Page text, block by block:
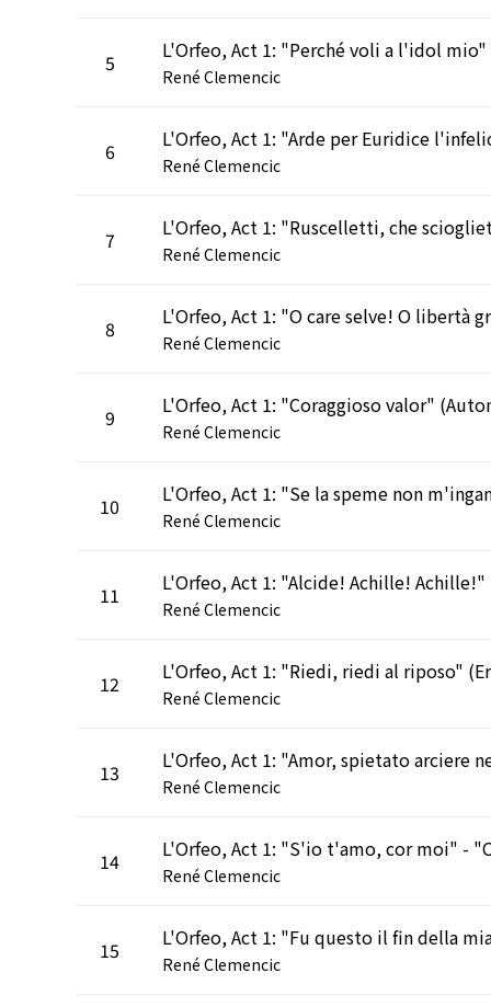
5
René Clemencic
6
René Clemencic
7
René Clemencic
8
René Clemencic
9
René Clemencic
10
René Clemencic
11
René Clemencic
12
René Clemencic
13
René Clemencic
14
René Clemencic
15
René Clemencic